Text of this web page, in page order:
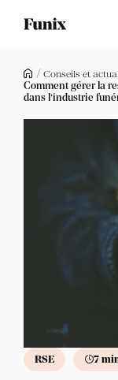
Accueil
Qui
RSE 7
Conseils et
Comment gérer la
dans l’industrie